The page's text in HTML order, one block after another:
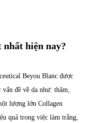
nhất hiện nay?
Beyou Blanc được
vấn đề về da như: thâm,
lượng lớn Collagen
quả trong việc làm trắng,